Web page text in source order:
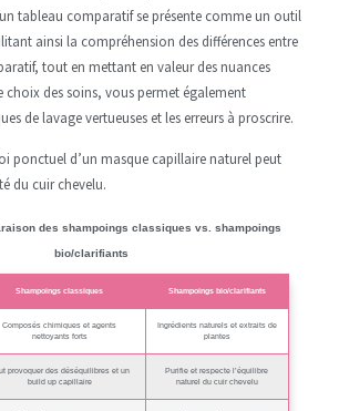
tableau comparatif se présente comme un outil
ainsi la compréhension des différences entre
tout en mettant en valeur des nuances
choix des soins, vous permet également
de lavage vertueuses et les erreurs à proscrire.
ponctuel d’un masque capillaire naturel peut
du cuir chevelu.
des shampoings classiques vs. shampoings
bio/clarifiants
Shampoings classiques Shampoings bio/clarifiants
Composés chimiques et agents
nettoyants forts
Ingrédients naturels et extraits de
plantes
provoquer des déséquilibres et un
build up capillaire
Purifie et respecte l’équilibre
naturel du cuir chevelu